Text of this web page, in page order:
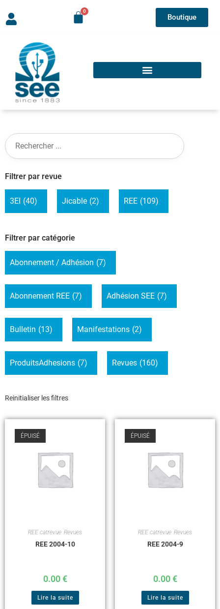
Boutique
Filtrer par revue
3EI (40) Jicable (2) REE (109)
Filtrer par catégorie
Abonnement / Adhésion (7)
Abonnement REE (7) Adhésion SEE (7)
Bulletin (13) Manifestations (2)
ProduitsAdhesions (7) Revues (160)
Reinitialiser les filtres
ÉPUISÉ
REE catrevue Revues
REE 2004-10
0.00€
Lire la suite
ÉPUISÉ
REE catrevue Revues
REE 2004-9
0.00€
Lire la suite